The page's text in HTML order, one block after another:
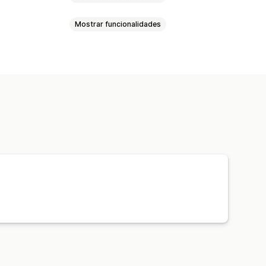
Mostrar funcionalidades
Envio ecológico